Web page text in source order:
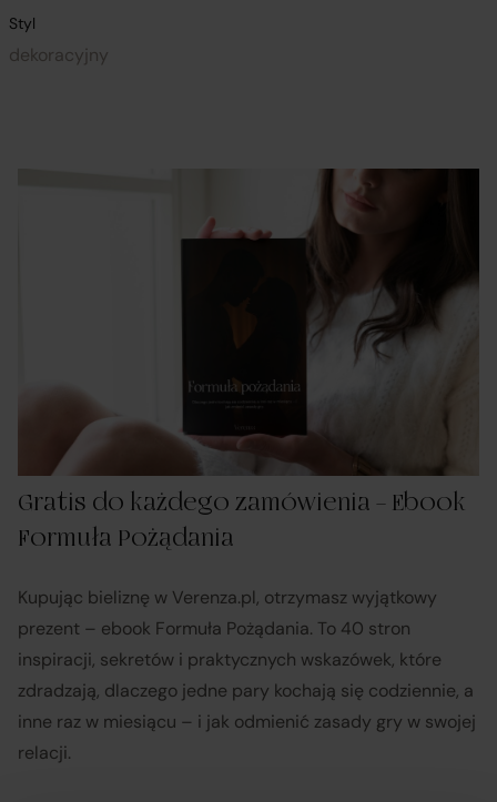
Styl
dekoracyjny
Gratis do każdego zamówienia – Ebook
Formuła Pożądania
Kupując bieliznę w Verenza.pl, otrzymasz wyjątkowy
prezent – ebook Formuła Pożądania. To 40 stron
inspiracji, sekretów i praktycznych wskazówek, które
zdradzają, dlaczego jedne pary kochają się codziennie, a
inne raz w miesiącu – i jak odmienić zasady gry w swojej
relacji.
Informacje o platformie
handlowej